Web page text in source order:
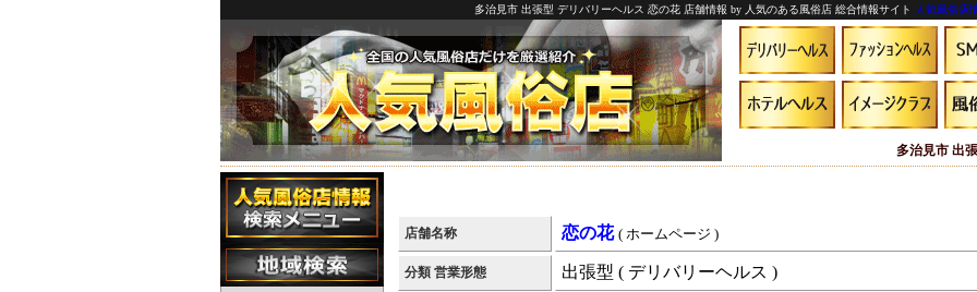
多治見市 出張型 デリバリーヘルス 恋の花 店舗情報 by 人気のある風俗店 総合情報サイト 人気風俗店
多治見市 出
店舗名称 恋の花 ( ホームページ )
分類 営業形態 出張型 ( デリバリーヘルス )